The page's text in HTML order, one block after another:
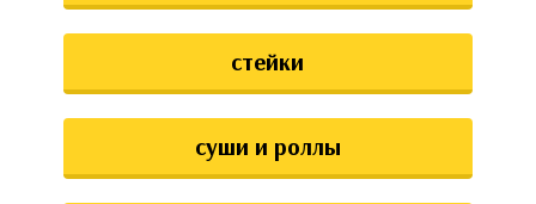
стейки
суши и роллы